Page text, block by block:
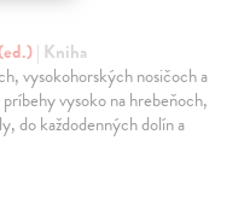
| Kniha
vysokohorských nosičoch a
vysoko na hrebeňoch,
do každodenných dolín a